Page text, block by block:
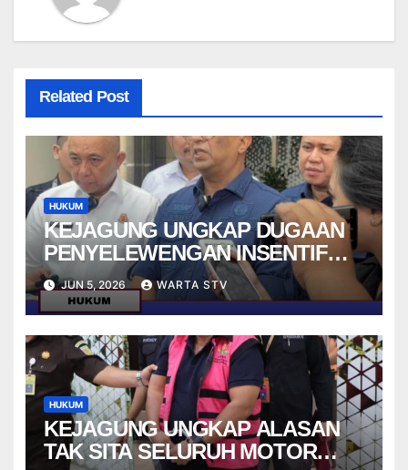
Related Post
HUKUM
KEJAGUNG UNGKAP DUGAAN
PENYELEWENGAN INSENTIF
SPPG DALAM KASUS KORUPSI
MBG
JUN 5, 2026 WARTA STV
HUKUM
KEJAGUNG UNGKAP ALASAN
TAK SITA SELURUH MOTOR